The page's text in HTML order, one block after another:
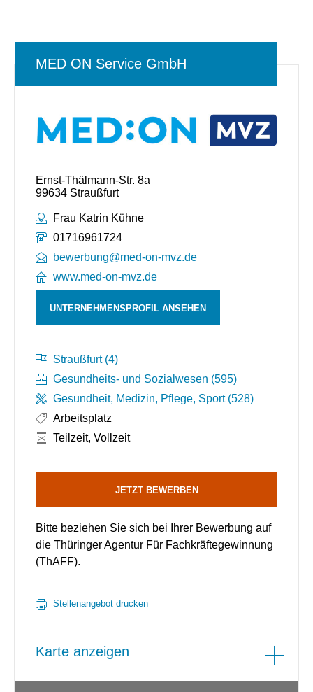
MED ON Service GmbH
Ernst-Thälmann-Str. 8a
99634 Straußfurt
Ansprechpartner:
Frau Katrin Kühne
Telefonnummer:
01716961724
bewerbung@med-on-mvz.de
www.med-on-mvz.de
UNTERNEHMENSPROFIL ANSEHEN
Straußfurt (4)
Gesundheits- und Sozialwesen (595)
Gesundheit, Medizin, Pflege, Sport (528)
Arbeitsplatz
Arbeitszeit:
Teilzeit, Vollzeit
JETZT BEWERBEN
Bitte beziehen Sie sich bei Ihrer Bewerbung auf
die Thüringer Agentur Für Fachkräftegewinnung
(ThAFF).
Stellenangebot drucken
Karte anzeigen